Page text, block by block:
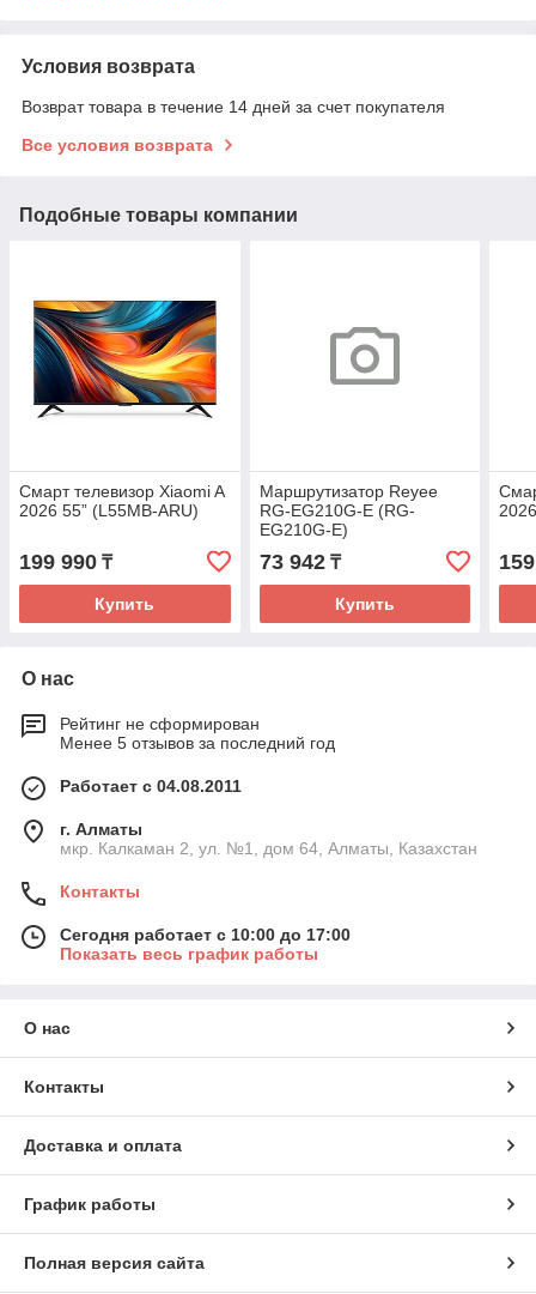
Условия возврата
Возврат товара в течение 14 дней за счет покупателя
Все условия возврата
Подобные товары компании
Смарт телевизор Xiaomi A
2026 55” (L55MB-ARU)
199 990 ₸
Купить
Маршрутизатор Reyee
RG-EG210G-E (RG-
EG210G-E)
Маршрутизатор
73 942₸
Купить
О нас
Рейтинг не сформирован
Менее 5 отзывов за последний год
Работает с 04.08.2011
г. Алматы
мкр. Калкаман 2, ул. №1, дом 64, Алматы, Казахстан
Контакты
Сегодня работает с 10:00 до 17:00
Показать весь график работы
О нас
Контакты
Доставка и оплата
График работы
Полная версия сайта